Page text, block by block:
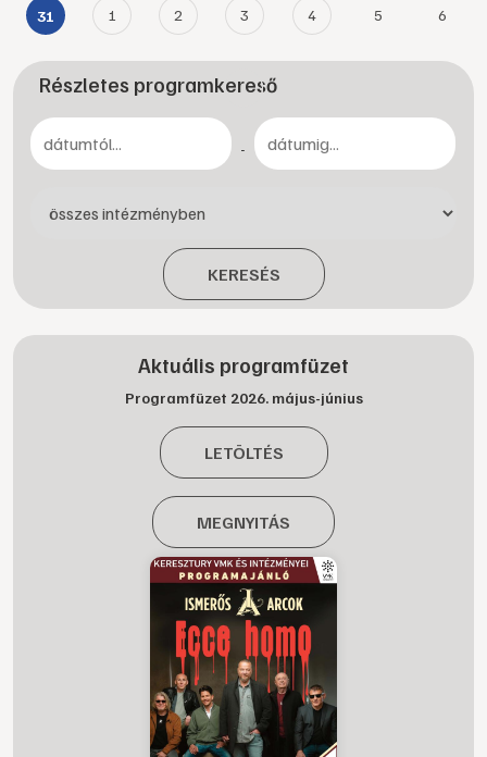
31 1 2 3 4 5 6
Részletes programkereső
-
KERESÉS
Aktuális programfüzet
Programfüzet 2026. május-június
LETÖLTÉS
MEGNYITÁS